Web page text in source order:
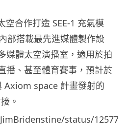
空合作打造 SEE-1 充氣模
部搭載最先進媒體製作設
媒體太空演播室，適用於拍
播、甚至體育賽事，預計於
Axiom space 計畫發射的
。
status/